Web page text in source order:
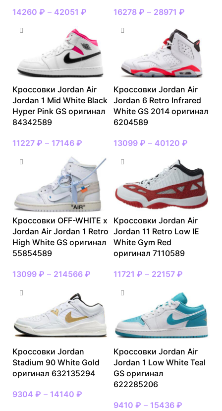
14260 ₽ – 42051 ₽ 16278 ₽ – 28971 ₽
Кроссовки Jordan Air
Jordan 1 Mid White Black
Hyper Pink GS оригинал
84342589
11227 ₽ – 17146 ₽
Кроссовки Jordan Air
Jordan 6 Retro Infrared
White GS 2014 оригинал
6204589
13099 ₽ – 40120 ₽
Кроссовки OFF-WHITE x
Jordan Air Jordan 1 Retro
High White GS оригинал
55854589
13099 ₽ – 214566 ₽
Кроссовки Jordan Air
Jordan 11 Retro Low IE
White Gym Red
оригинал 7110589
11721 ₽ – 22157 ₽
Кроссовки Jordan
Stadium 90 White Gold
оригинал 632135294
9304 ₽ – 14140 ₽
Кроссовки Jordan Air
Jordan 1 Low White Teal
GS оригинал
622285206
9410 ₽ – 15436 ₽